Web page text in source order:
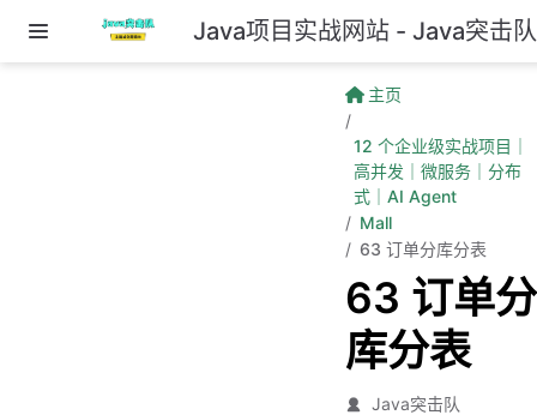
跳至主要內容 Java项目实战网站 - Java突击队
主页
12 个企业级实战项目｜
高并发｜微服务｜分布
式｜AI Agent
Mall
63 订单分库分表
63 订单分
库分表
Java突击队